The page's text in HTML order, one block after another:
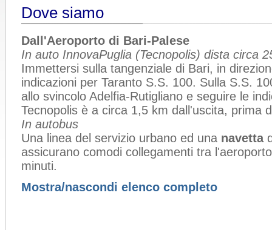
Dove siamo
Dall'Aeroporto di Bari-Palese
In auto InnovaPuglia (Tecnopolis) dista circa
Immettersi sulla tangenziale di Bari, in
indicazioni per Taranto S.S. 100. Sulla S.S.
allo svincolo Adelfia-Rutigliano e seguire le
Tecnopolis è a circa 1,5 km dall'uscita, prima
In autobus
Una linea del servizio urbano ed una navetta
assicurano comodi collegamenti tra
minuti.
Mostra/nascondi elenco completo